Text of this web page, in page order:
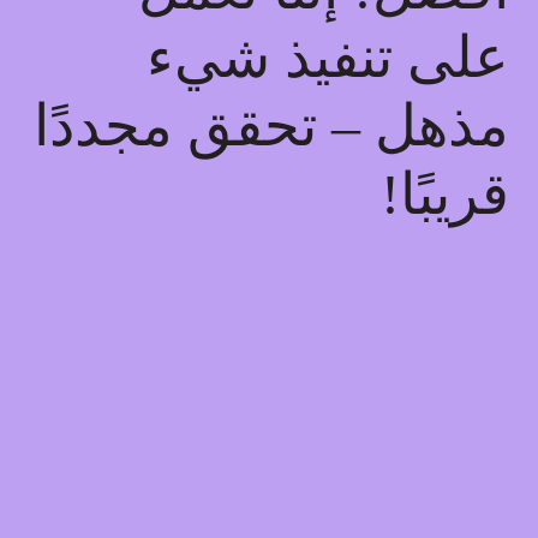
على تنفيذ شيء
مذهل – تحقق مجددًا
قريبًا!